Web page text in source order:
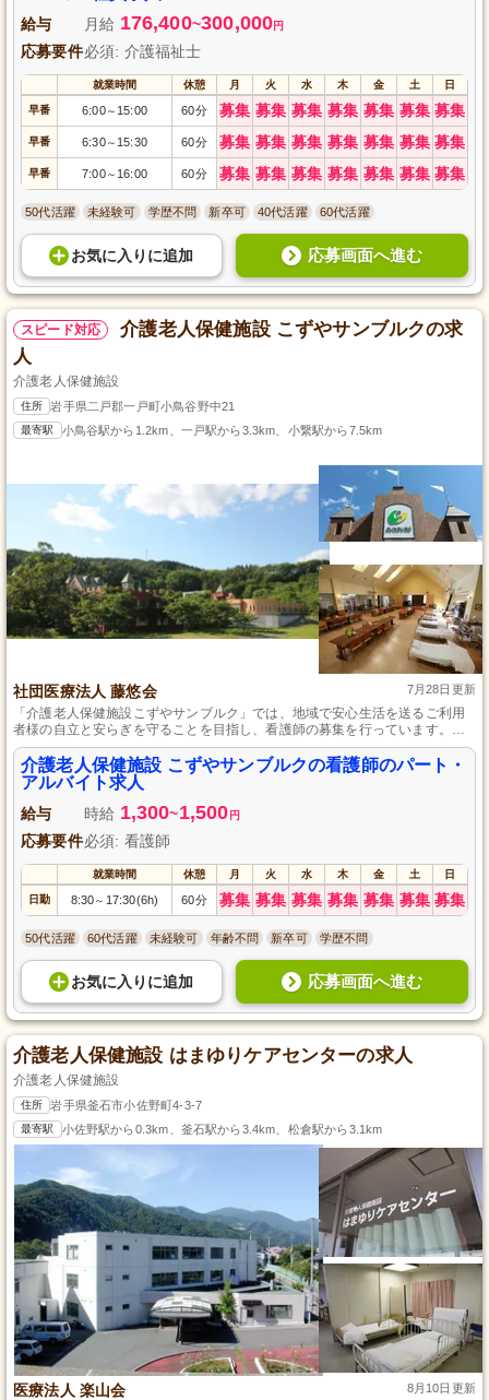
給与 月給 176,400~300,000円
応募要件必須: 介護福祉士
就業時間 休憩 月 火 水 木 金 土 日
早番 6:00～ 15:00 60分 募集 募集 募集 募集 募集 募集 募集
早番 6:30～ 15:30 60分 募集 募集 募集 募集 募集 募集 募集
早番 7:00～ 16:00 60分 募集 募集 募集 募集 募集 募集 募集
50代活躍 未経験可 学歴不問 新卒可 40代活躍 60代活躍
お気に入り に追加 応募画面へ進む
スピード対応
介護老人保健施設 こずやサンブルクの求
人
介護老人保健施設
住所 岩手県二戸郡一戸町小鳥谷野中21
最寄駅 小鳥谷駅から1.2km、一戸駅から3.3km、小繋駅から7.5km
社団医療法人 藤悠会 7月28日更新
「介護老人保健施設こずやサンブルク」では、地域で安心生活を送るご利用
者様の自立と安らぎを守ることを目指し、看護師の募集を行っています。看
護業務全般をお任せし、経験は不問で、各種手当てで生活負担も軽減しま
す。
介護老人保健施設 こずやサンブルクの看護師のパート・
アルバイト求人
給与 時給 1,300~1,500 円
応募要件必須: 看護師
就業時間 休憩 月 火 水 木 金 土 日
日勤 8:30～ 17:30(6h) 60分 募集 募集 募集 募集 募集 募集 募集
50代活躍 60代活躍 未経験可 年齢不問 新卒可 学歴不問
お気に入り に追加 応募画面へ進む
介護老人保健施設 はまゆりケアセンターの求人
介護老人保健施設
住所 岩手県釜石市小佐野町4-3-7
最寄駅 小佐野駅から0.3km、釜石駅から3.4km、松倉駅から3.1km
医療法人 楽山会 8月10日更新